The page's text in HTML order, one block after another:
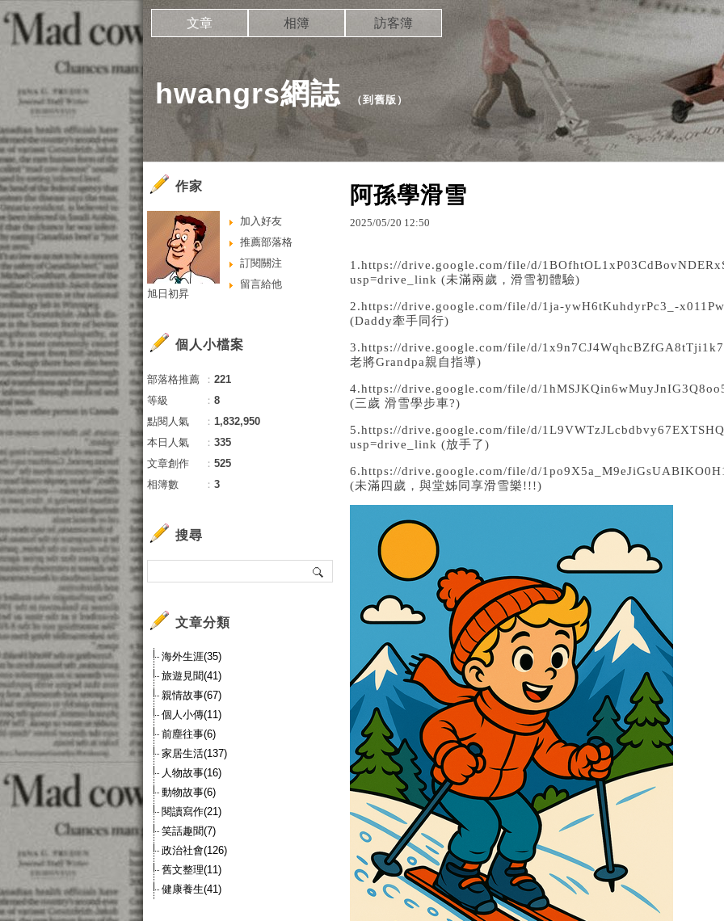
hwangrs網誌（到舊版 ）
文章 相簿 訪客簿
阿孫學滑雪
2025/05/20 12:50
1.https://drive.google.com/file/d/
usp=drive_link (未滿兩歲，滑雪初體驗)
2.https://drive.google.com/file/d/1ja-ywH6tKuhdyrPc3_-
(Daddy牽手同行)
3.https://drive.google.com/file/d/
老將Grandpa親自指導)
4.https://drive.google.com/file/d/
(三歲 滑雪學步車?)
5.https://drive.google.com/file/d/
usp=drive_link (放手了)
6.https://drive.google.com/file/d/
(未滿四歲，與堂姊同享滑雪樂!!!)
作家
加入好友
推薦部落格
訂閱關注
留言給他
旭日初昇
個人小檔案
部落格推薦 ： 221
等級
： 8
點閱人氣
： 1,832,950
本日人氣
： 335
文章創作
： 525
相簿數
： 3
搜尋
文章分類
海外生涯(35)
旅遊見聞(41)
親情故事(67)
個人小傳(11)
前塵往事(6)
家居生活(137)
人物故事(16)
動物故事(6)
閱讀寫作(21)
笑話趣聞(7)
政治社會(126)
舊文整理(11)
健康養生(41)